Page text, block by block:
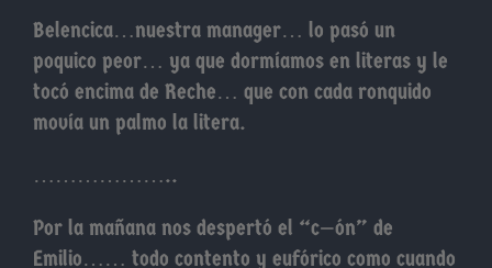
Belencica…nuestra manager… lo pasó un
poquico peor… ya que dormíamos en literas y le
tocó encima de Reche… que con cada ronquido
movía un palmo la litera.
………………..
Por la mañana nos despertó el “c—ón” de
Emilio…… todo contento y eufórico como cuando